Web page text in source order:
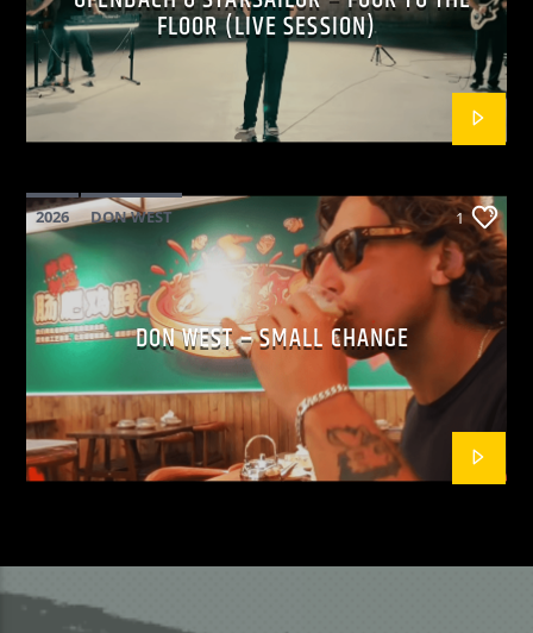
FLOOR (LIVE SESSION)
2026
DON WEST
MAINSQUARE FESTIVAL 2026
POP
1
DON WEST – SMALL CHANGE